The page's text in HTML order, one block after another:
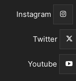
Instagram
Twitter
Youtube